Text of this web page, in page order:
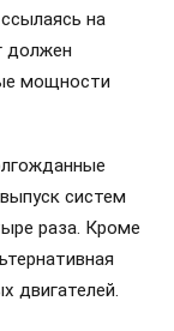
на
должен
мощности
систем
раза. Кроме
двигателей.